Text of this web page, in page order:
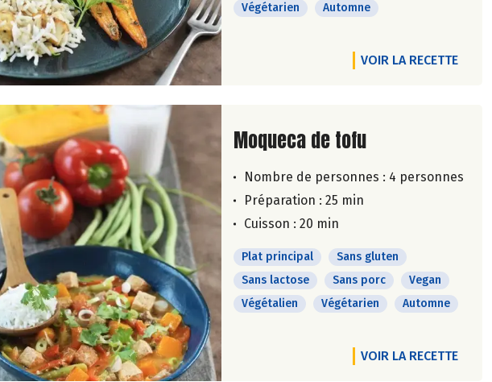
Végétarien
Automne
VOIR LA RECETTE
Lire la suite de la recette
Moqueca de tofu
Nombre de personnes : 4 personnes
Préparation : 25 min
Cuisson : 20 min
Plat principal
Sans gluten
Sans lactose
Sans porc
Vegan
Végétalien
Végétarien Automne
VOIR LA RECETTE